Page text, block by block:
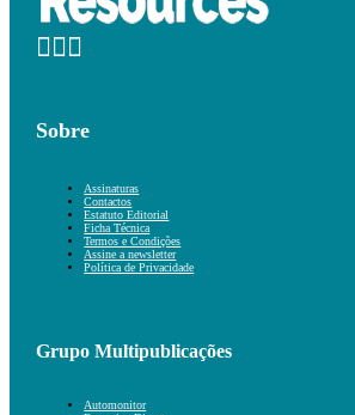
Sobre
Assinaturas
Contactos
Estatuto Editorial
Ficha Técnica
Termos e Condições
Assine a newsletter
Política de Privacidade
Grupo Multipublicações
Automonitor